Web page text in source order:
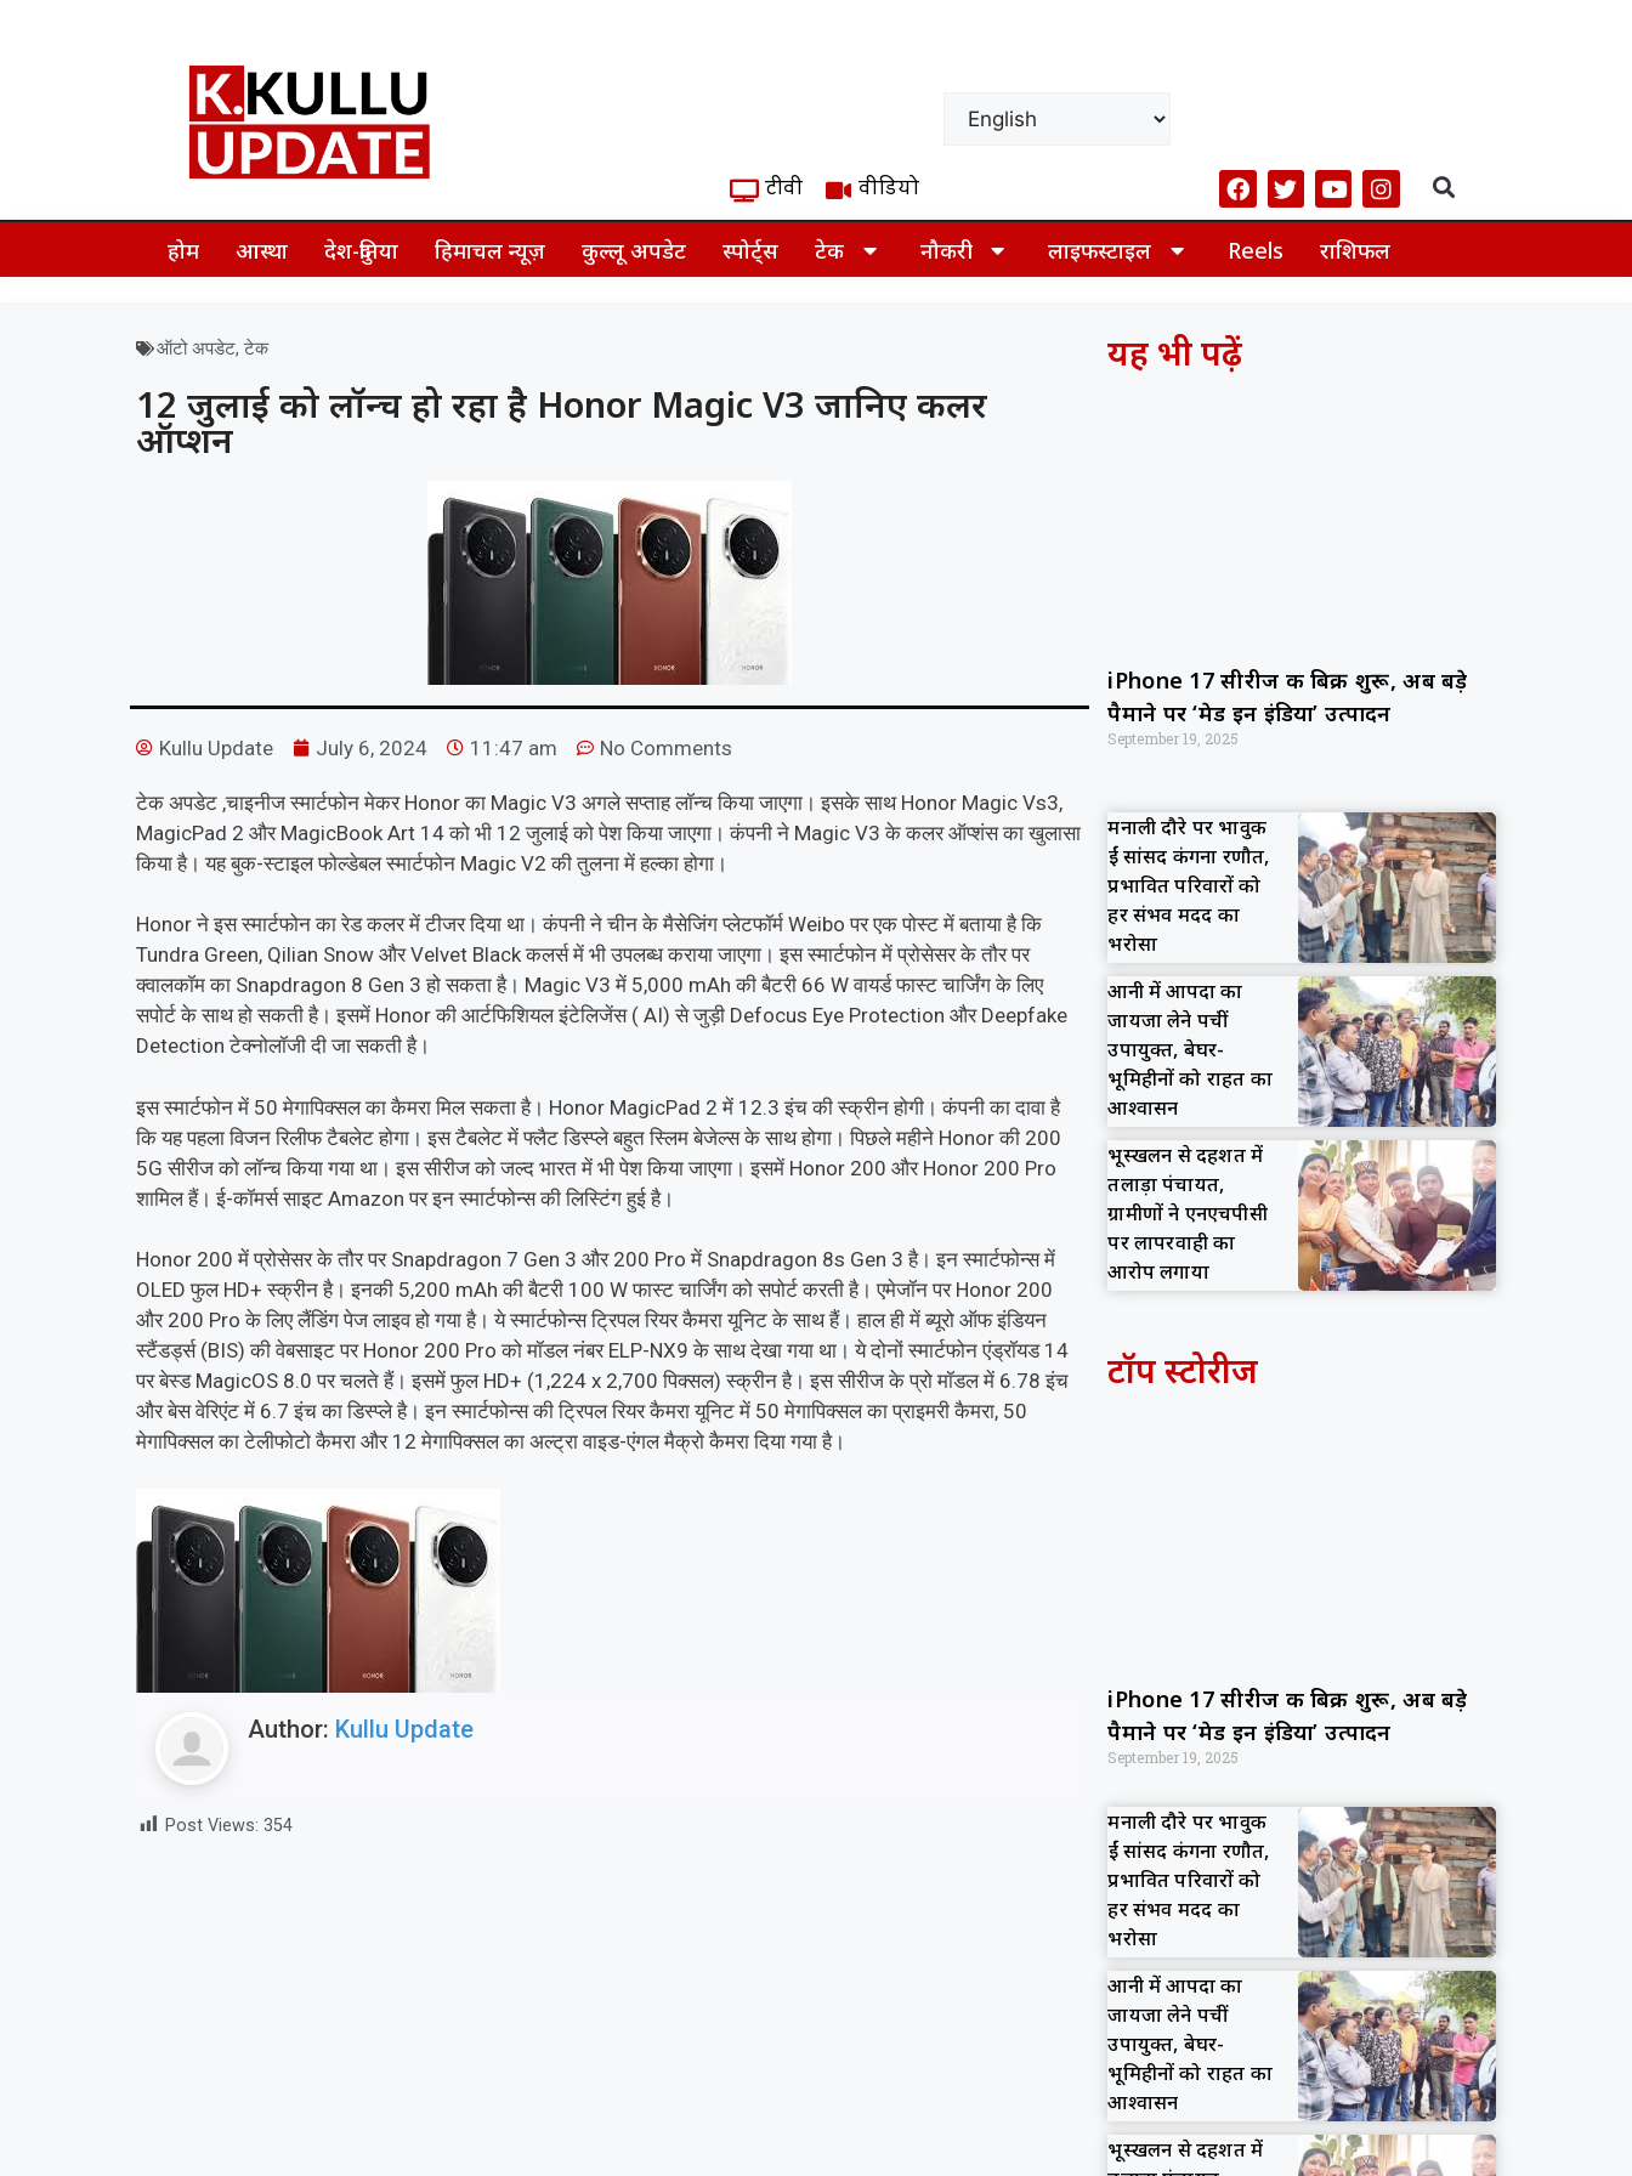
टीवी वीडियो
होम आस्था देश-दुनिया हिमाचल न्यूज़ कुल्लू अपडेट स्पोर्ट्स टेक नौकरी लाइफस्टाइल Reels राशिफल
ऑटो अपडेट, टेक
12 जुलाई को लॉन्च हो रहा है Honor Magic V3 जानिए कलर
ऑप्शन
Kullu Update July 6, 2024 11:47 am No Comments
टेक अपडेट ,चाइनीज स्मार्टफोन मेकर Honor का Magic V3 अगले सप्ताह लॉन्च किया जाएगा। इसके साथ Honor Magic Vs3,
MagicPad 2 और MagicBook Art 14 को भी 12 जुलाई को पेश किया जाएगा। कंपनी ने Magic V3 के कलर ऑप्शंस का खुलासा
किया है। यह बुक-स्टाइल फोल्डेबल स्मार्टफोन Magic V2 की तुलना में हल्का होगा।
Honor ने इस स्मार्टफोन का रेड कलर में टीजर दिया था। कंपनी ने चीन के मैसेजिंग प्लेटफॉर्म Weibo पर एक पोस्ट में बताया है कि
Tundra Green, Qilian Snow और Velvet Black कलर्स में भी उपलब्ध कराया जाएगा। इस स्मार्टफोन में प्रोसेसर के तौर पर
क्वालकॉम का Snapdragon 8 Gen 3 हो सकता है। Magic V3 में 5,000 mAh की बैटरी 66 W वायर्ड फास्ट चार्जिंग के लिए
सपोर्ट के साथ हो सकती है। इसमें Honor की आर्टफिशियल इंटेलिजेंस ( AI) से जुड़ी Defocus Eye Protection और Deepfake
Detection टेक्नोलॉजी दी जा सकती है।
इस स्मार्टफोन में 50 मेगापिक्सल का कैमरा मिल सकता है। Honor MagicPad 2 में 12.3 इंच की स्क्रीन होगी। कंपनी का दावा है
कि यह पहला विजन रिलीफ टैबलेट होगा। इस टैबलेट में फ्लैट डिस्प्ले बहुत स्लिम बेजेल्स के साथ होगा। पिछले महीने Honor की 200
5G सीरीज को लॉन्च किया गया था। इस सीरीज को जल्द भारत में भी पेश किया जाएगा। इसमें Honor 200 और Honor 200 Pro
शामिल हैं। ई-कॉमर्स साइट Amazon पर इन स्मार्टफोन्स की लिस्टिंग हुई है।
Honor 200 में प्रोसेसर के तौर पर Snapdragon 7 Gen 3 और 200 Pro में Snapdragon 8s Gen 3 है। इन स्मार्टफोन्स में
OLED फुल HD+ स्क्रीन है। इनकी 5,200 mAh की बैटरी 100 W फास्ट चार्जिंग को सपोर्ट करती है। एमेजॉन पर Honor 200
और 200 Pro के लिए लैंडिंग पेज लाइव हो गया है। ये स्मार्टफोन्स ट्रिपल रियर कैमरा यूनिट के साथ हैं। हाल ही में ब्यूरो ऑफ इंडियन
स्टैंडर्ड्स (BIS) की वेबसाइट पर Honor 200 Pro को मॉडल नंबर ELP-NX9 के साथ देखा गया था। ये दोनों स्मार्टफोन एंड्रॉयड 14
पर बेस्ड MagicOS 8.0 पर चलते हैं। इसमें फुल HD+ (1,224 x 2,700 पिक्सल) स्क्रीन है। इस सीरीज के प्रो मॉडल में 6.78 इंच
और बेस वेरिएंट में 6.7 इंच का डिस्प्ले है। इन स्मार्टफोन्स की ट्रिपल रियर कैमरा यूनिट में 50 मेगापिक्सल का प्राइमरी कैमरा, 50
मेगापिक्सल का टेलीफोटो कैमरा और 12 मेगापिक्सल का अल्ट्रा वाइड-एंगल मैक्रो कैमरा दिया गया है।
Author: Kullu Update
Post Views: 354
यह भी पढ़ें
iPhone 17 सीरीज की बिक्री शुरू, अब बड़े
पैमाने पर ‘मेड इन इंडिया’ उत्पादन
September 19, 2025
मनाली दौरे पर भावुक
हुईं सांसद कंगना रणौत,
प्रभावित परिवारों को
हर संभव मदद का
भरोसा
आनी में आपदा का
जायजा लेने पहुंचीं
उपायुक्त, बेघर-
भूमिहीनों को राहत का
आश्वासन
भूस्खलन से दहशत में
तलाड़ा पंचायत,
ग्रामीणों ने एनएचपीसी
पर लापरवाही का
आरोप लगाया
टॉप स्टोरीज
iPhone 17 सीरीज की बिक्री शुरू, अब बड़े
पैमाने पर ‘मेड इन इंडिया’ उत्पादन
September 19, 2025
मनाली दौरे पर भावुक
हुईं सांसद कंगना रणौत,
प्रभावित परिवारों को
हर संभव मदद का
भरोसा
आनी में आपदा का
जायजा लेने पहुंचीं
उपायुक्त, बेघर-
भूमिहीनों को राहत का
आश्वासन
भूस्खलन से दहशत में